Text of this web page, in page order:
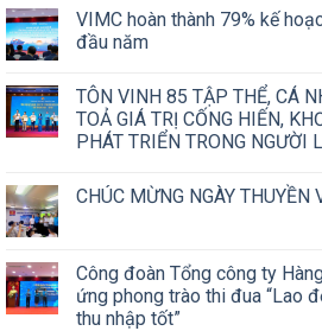
VIMC hoàn thành 79% kế
đầu năm
TÔN VINH 85 TẬP THỂ, CÁ
TOẢ GIÁ TRỊ CỐNG HIẾN,
PHÁT TRIỂN TRONG NGƯỜI
CHÚC MỪNG NGÀY
Công đoàn Tổng công ty
ứng phong trào thi đua “Lao
thu nhập tốt”